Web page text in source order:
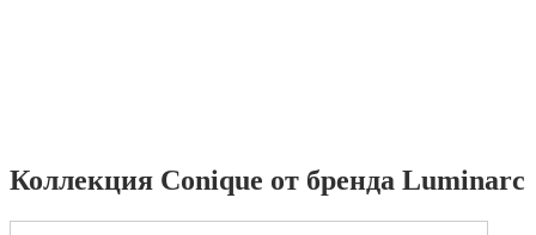
Коллекция Conique от бренда Luminarc